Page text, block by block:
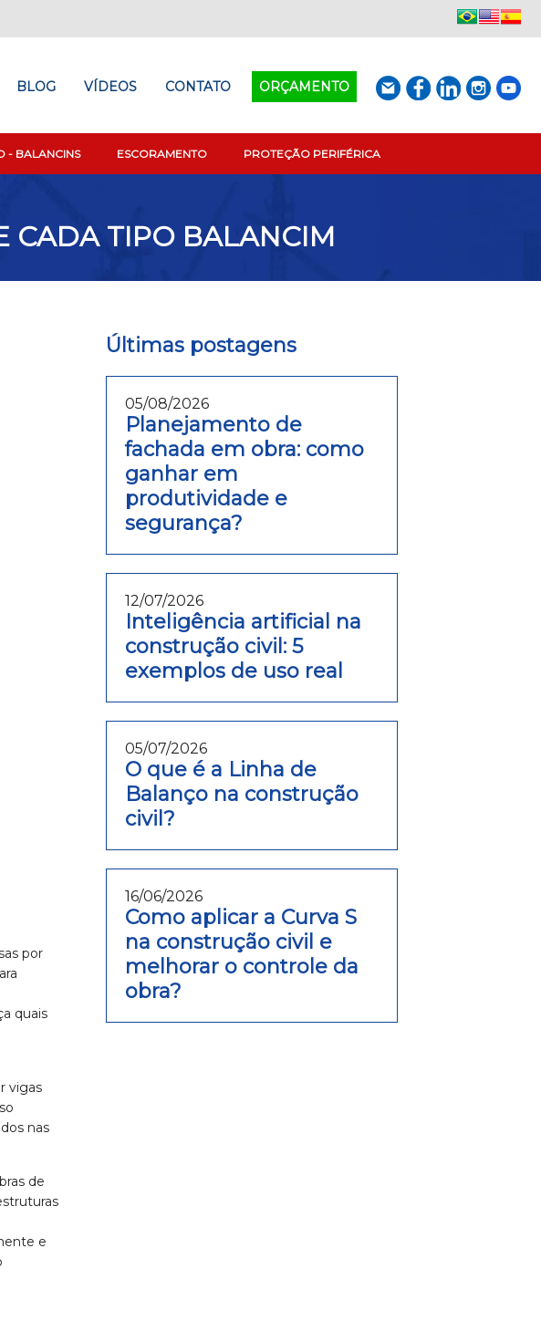
BLOG VÍDEOS CONTATO ORÇAMENTO
- BALANCINS ESCORAMENTO PROTEÇÃO PERIFÉRICA
CADA TIPO BALANCIM
por
quais
vigas
nas
de
e
Últimas postagens
05/08/2026
Planejamento de
fachada em obra: como
ganhar em
produtividade e
segurança?
12/07/2026
Inteligência artificial na
construção civil: 5
exemplos de uso real
05/07/2026
O que é a Linha de
Balanço na construção
civil?
16/06/2026
Como aplicar a Curva S
na construção civil e
melhorar o controle da
obra?